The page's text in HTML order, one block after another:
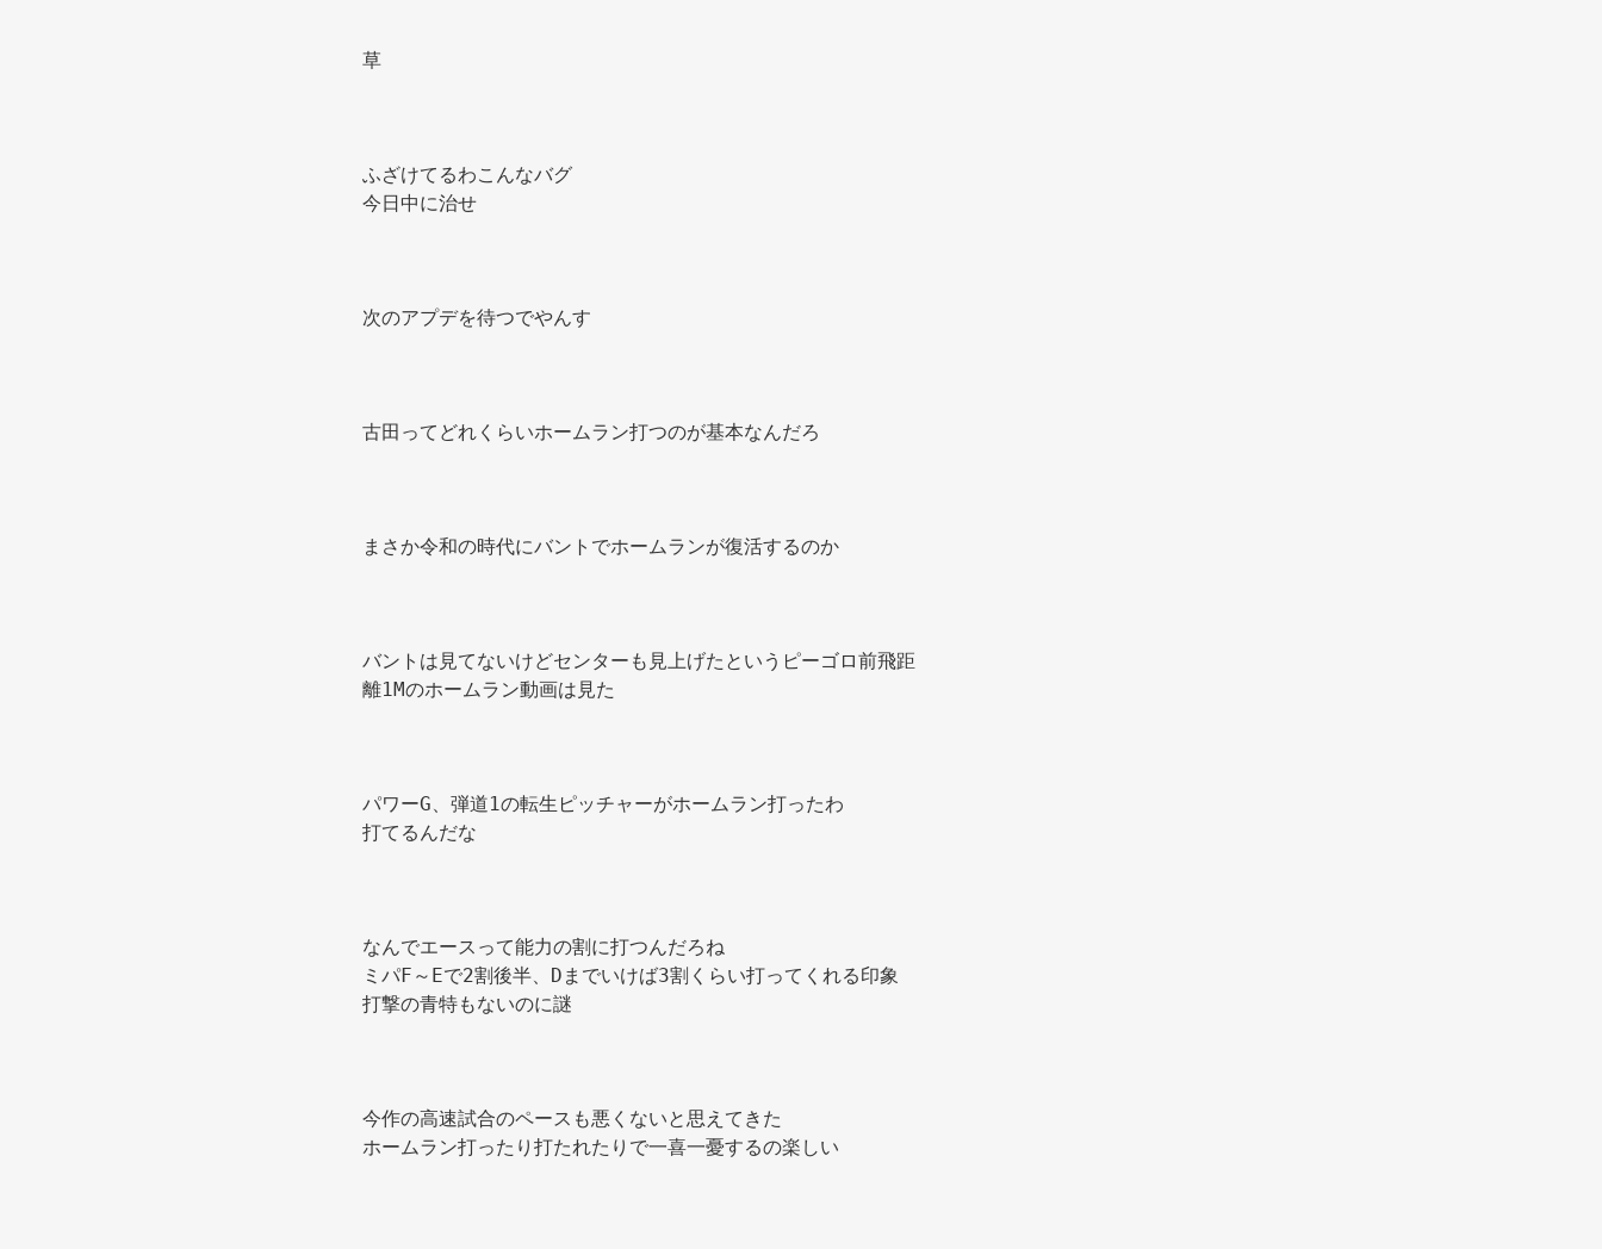
草
ふざけてるわこんなバグ
今日中に治せ
次のアプデを待つでやんす
古田ってどれくらいホームラン打つのが基本なんだろ
まさか令和の時代にバントでホームランが復活するのか
バントは見てないけどセンターも見上げたというピーゴロ前飛距
離1Mのホームラン動画は見た
パワーG、弾道1の転生ピッチャーがホームラン打ったわ
打てるんだな
なんでエースって能力の割に打つんだろね
ミパF～Eで2割後半、Dまでいけば3割くらい打ってくれる印象
打撃の青特もないのに謎
今作の高速試合のペースも悪くないと思えてきた
ホームラン打ったり打たれたりで一喜一憂するの楽しい